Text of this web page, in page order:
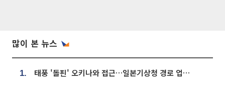
많이 본 뉴스
1. 태풍 '돌핀' 오키나와 접근…일본기상청 경로 업데이트